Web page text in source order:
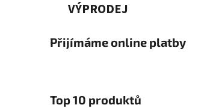
VÝPRODEJ
Přijímáme online platby
Top 10 produktů